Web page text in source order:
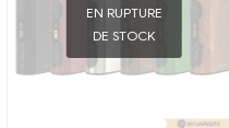
EN RUPTURE
DE STOCK